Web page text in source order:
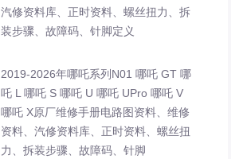
汽修资料库、正时资料、螺丝扭力、拆
装步骤、故障码、针脚定义
2019-2026年哪吒系列N01 哪吒 GT 哪
吒 L 哪吒 S 哪吒 U 哪吒 UPro 哪吒 V
哪吒 X原厂维修手册电路图资料、维修
资料、汽修资料库、正时资料、螺丝扭
力、拆装步骤、故障码、针脚